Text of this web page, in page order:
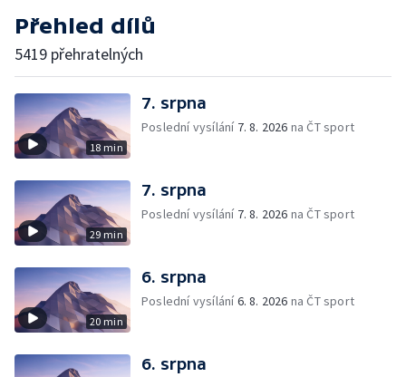
Přehled dílů
5419 přehratelných
18 min
7. srpna
Poslední vysílání 7. 8. 2026 na ČT sport
29 min
7. srpna
Poslední vysílání 7. 8. 2026 na ČT sport
20 min
6. srpna
Poslední vysílání6. 8. 2026 na ČT sport
6. srpna